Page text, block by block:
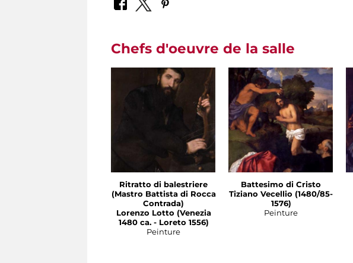
Chefs d'oeuvre de la salle
Ritratto di balestriere
(Mastro Battista di Rocca
Contrada)
Lorenzo Lotto (Venezia
1480 ca. - Loreto 1556)
Peinture
Battesimo di Cristo
Tiziano Vecellio (1480/85-
1576)
Peinture